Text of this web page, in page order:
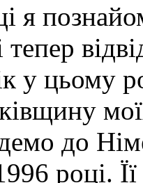
я
у цьому
до
році.